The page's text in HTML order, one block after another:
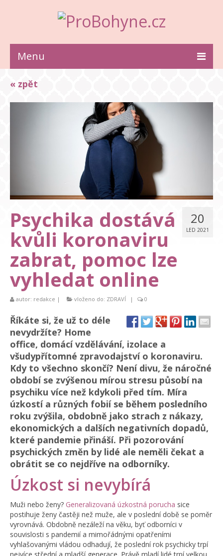
Menu
KRÁSA
STYL
INSPIRACE
VZTAHY
« zpět
20
LED 2021
Psychika dostává
kvůli koronaviru
zabrat, pomoc lze
vyhledat online
autor: redakce | vloženo do: ZDRAVÍ | 0
Říkáte si, že už to déle
nevydržíte? Home
office, domácí vzdělávání, izolace a
všudypřítomné zpravodajství o koronaviru.
Kdy to všechno skončí? Není divu, že náročné
období se zvýšenou mírou stresu působí na
psychiku více než kdykoli před tím. Míra
úzkostí a různých fobií se během posledního
roku zvýšila, obdobně jako strach z nákazy,
ekonomických a dalších negativních dopadů,
které pandemie přináší. Při pozorování
psychických změn by lidé ale neměli čekat a
obrátit se co nejdříve na odborníky.
Úzkost si nevybírá
Muži nebo ženy? Generalizovaná úzkostná porucha sice
postihuje ženy častěji než muže, ale v poslední době se poměr
vyrovnává. Obdobně nezáleží na věku, byť odborníci v
souvislosti s pandemií a mimořádnými opatřeními
vyhlašovanými vládou odhadují, že poslední rok psychicky trpí